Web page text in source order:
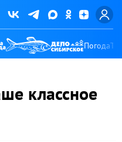
Погода
классное